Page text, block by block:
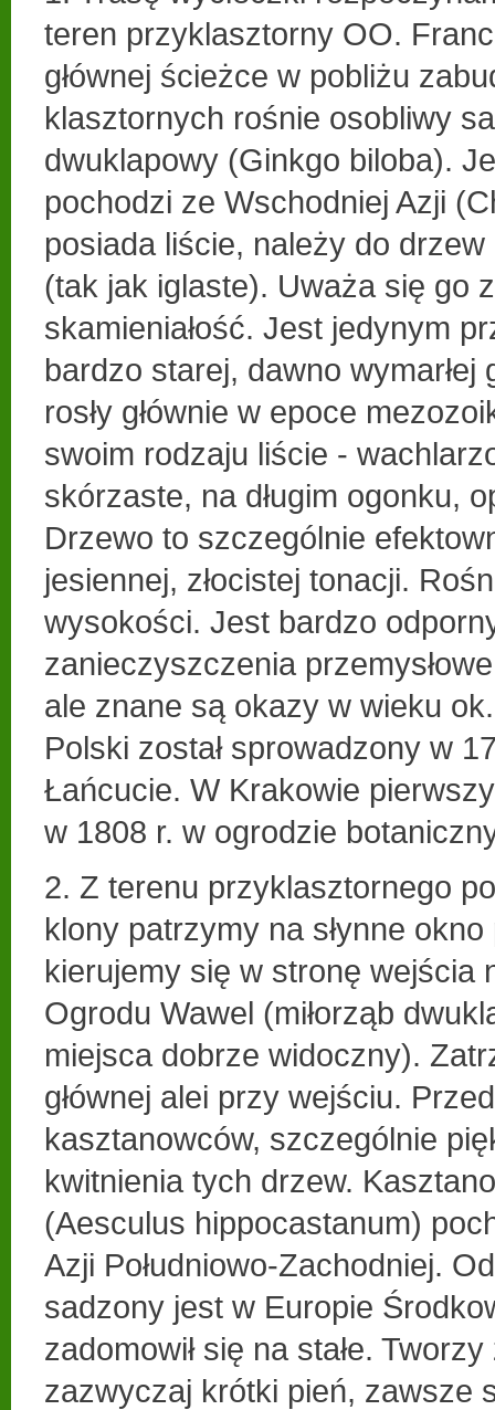
teren przyklasztorny OO.
głównej ścieżce w pobliżu
klasztornych rośnie osobliwy
dwuklapowy (Ginkgo biloba).
pochodzi ze Wschodniej Azji
posiada liście, należy do
(tak jak iglaste). Uważa się go
skamieniałość. Jest jedynym
bardzo starej, dawno wymarłej
rosły głównie w epoce
swoim rodzaju liście -
skórzaste, na długim ogonku,
Drzewo to szczególnie
jesiennej, złocistej tonacji.
wysokości. Jest bardzo
zanieczyszczenia
ale znane są okazy w wieku
Polski został sprowadzony w
Łańcucie. W Krakowie
w 1808 r. w ogrodzie
2. Z terenu przyklasztornego
klony patrzymy na słynne
kierujemy się w stronę wejścia
Ogrodu Wawel (miłorząb
miejsca dobrze widoczny).
głównej alei przy wejściu.
kasztanowców, szczególnie
kwitnienia tych drzew.
(Aesculus hippocastanum)
Azji Południowo-Zachodniej.
sadzony jest w Europie
zadomowił się na stałe.
zazwyczaj krótki pień, zawsze